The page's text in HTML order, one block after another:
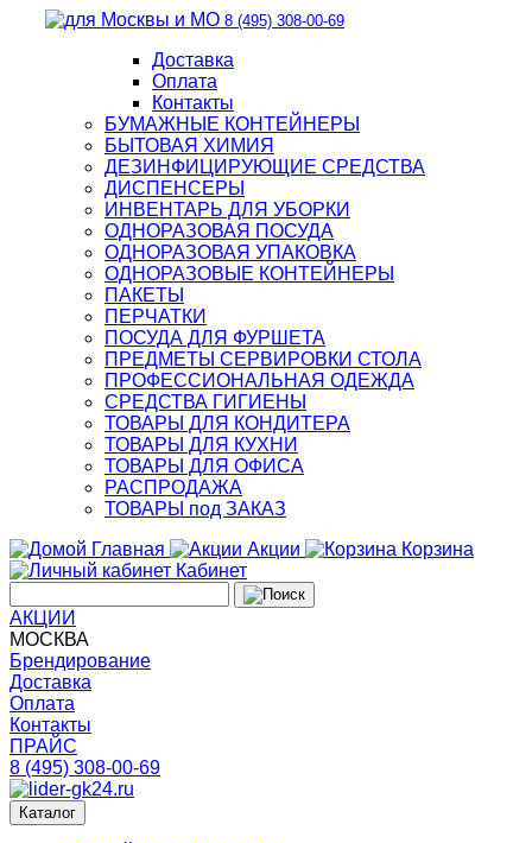
8 (495) 308-00-69
Доставка
Оплата
Контакты
БУМАЖНЫЕ КОНТЕЙНЕРЫ
БЫТОВАЯ ХИМИЯ
ДЕЗИНФИЦИРУЮЩИЕ СРЕДСТВА
ДИСПЕНСЕРЫ
ИНВЕНТАРЬ ДЛЯ УБОРКИ
ОДНОРАЗОВАЯ ПОСУДА
ОДНОРАЗОВАЯ УПАКОВКА
ОДНОРАЗОВЫЕ КОНТЕЙНЕРЫ
ПАКЕТЫ
ПЕРЧАТКИ
ПОСУДА ДЛЯ ФУРШЕТА
ПРЕДМЕТЫ СЕРВИРОВКИ СТОЛА
ПРОФЕССИОНАЛЬНАЯ ОДЕЖДА
СРЕДСТВА ГИГИЕНЫ
ТОВАРЫ ДЛЯ КОНДИТЕРА
ТОВАРЫ ДЛЯ КУХНИ
ТОВАРЫ ДЛЯ ОФИСА
РАСПРОДАЖА
ТОВАРЫ под ЗАКАЗ
Главная
Акции
Корзина
Кабинет
АКЦИИ
МОСКВА
Брендирование
Доставка
Оплата
Контакты
ПРАЙС
8 (495) 308-00-69
Каталог